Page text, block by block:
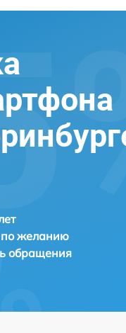
по желанию
обращения